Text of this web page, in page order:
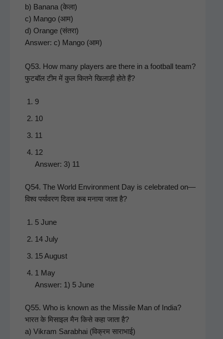
b) Banana (केला)
c) Man­go (आम)
d) Orange (संतरा)
Answer: c) Man­go (आम)
Q53. How many play­ers are there in a foot­ball team?
फुटबॉल टीम में कुल कितने खिलाड़ी होते हैं?
9
10
11
12
Answer: 3) 11
Q54. The World Envi­ron­ment Day is cel­e­brat­ed on—
विश्व पर्यावरण दिवस कब मनाया जाता है?
5 June
14 July
15 August
1 May
Answer: 1) 5 June
Q55. Who is known as the Mis­sile Man of India?
भारत के मिसाइल मैन किसे कहा जाता है?
a) Vikram Sarab­hai (विक्रम साराभाई)